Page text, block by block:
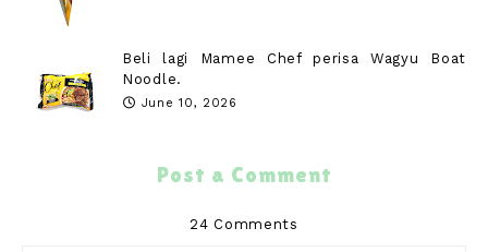
Beli lagi Mamee Chef perisa Wagyu Boat
Noodle.
June 10, 2026
Post a Comment
24 Comments